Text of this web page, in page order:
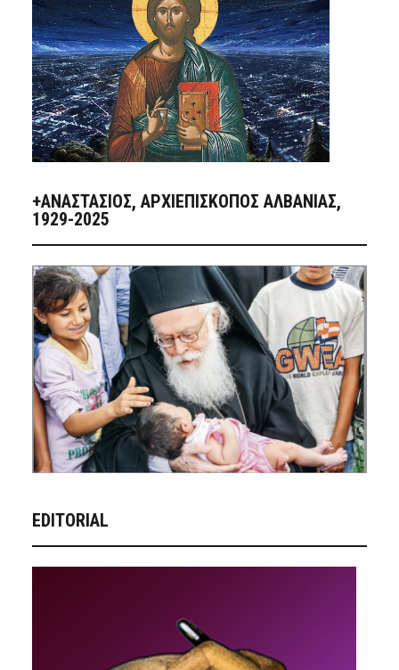
+ΑΝΑΣΤΆΣΙΟΣ, ΑΡΧΙΕΠΊΣΚΟΠΟΣ ΑΛΒΑΝΊΑΣ,
1929-2025
EDITORIAL